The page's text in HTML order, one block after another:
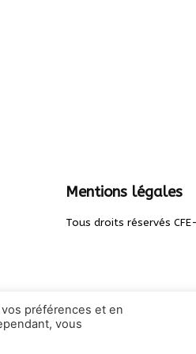
Mentions légales
Tous droits réservés CFE-
préférences et en
vous